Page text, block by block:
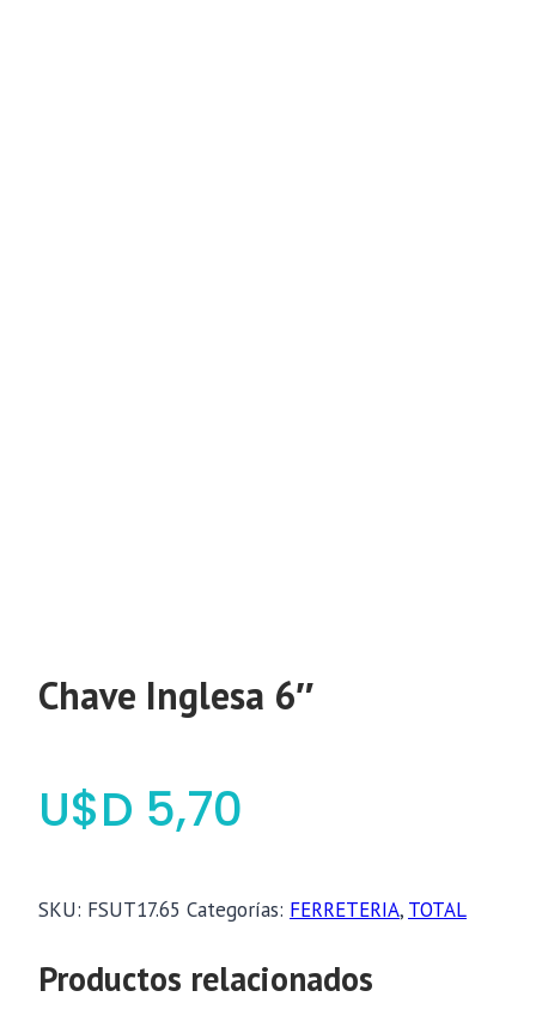
Chave Inglesa 6″
$ 5,70
SKU: FSUT17.65 Categorías: FERRETERIA, TOTAL
Productos relacionados